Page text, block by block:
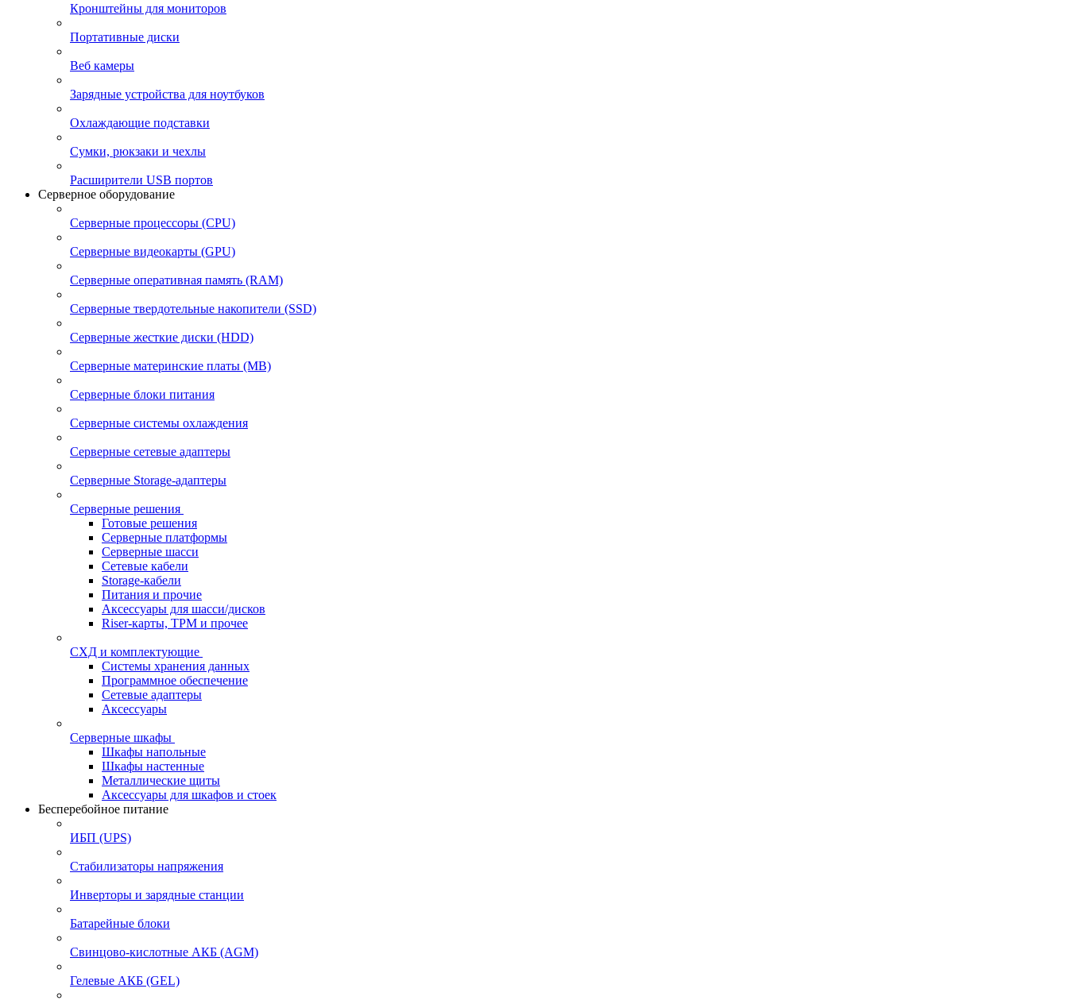
Кронштейны для мониторов
Портативные диски
Веб камеры
Зарядные устройства для ноутбуков
Охлаждающие подставки
Сумки, рюкзаки и чехлы
Расширители USB портов
Серверное оборудование
Серверные процессоры (CPU)
Серверные видеокарты (GPU)
Серверные оперативная память (RAM)
Серверные твердотельные накопители (SSD)
Серверные жесткие диски (HDD)
Серверные материнские платы (MB)
Серверные блоки питания
Серверные системы охлаждения
Серверные сетевые адаптеры
Серверные Storage-адаптеры
Серверные решения
Готовые решения
Серверные платформы
Серверные шасси
Сетевые кабели
Storage-кабели
Питания и прочие
Аксессуары для шасси/дисков
Riser-карты, TPM и прочее
СХД и комплектующие
Системы хранения данных
Программное обеспечение
Сетевые адаптеры
Аксессуары
Серверные шкафы
Шкафы напольные
Шкафы настенные
Металлические щиты
Аксессуары для шкафов и стоек
Бесперебойное питание
ИБП (UPS)
Стабилизаторы напряжения
Инверторы и зарядные станции
Батарейные блоки
Свинцово-кислотные АКБ (AGM)
Гелевые АКБ (GEL)